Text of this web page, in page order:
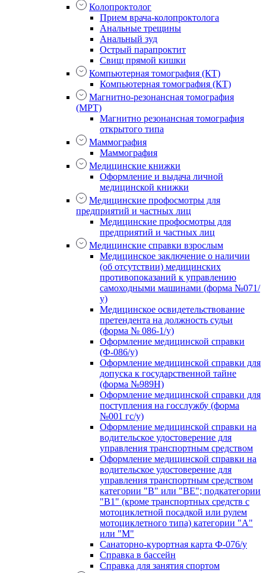
Колопроктолог
Прием врача-колопроктолога
Анальные трещины
Анальный зуд
Острый парапроктит
Свищ прямой кишки
Компьютерная томография (КТ)
Компьютерная томография (КТ)
Магнитно-резонансная томография
(МРТ)
Магнитно резонансная томография
открытого типа
Маммография
Маммография
Медицинские книжки
Оформление и выдача личной
медицинской книжки
Медицинские профосмотры для
предприятий и частных лиц
Медицинские профосмотры для
предприятий и частных лиц
Медицинские справки взрослым
Медицинское заключение о наличии
(об отсутствии) медицинских
противопоказаний к управлению
самоходными машинами (форма №071/
у)
Медицинское освидетельствование
претендента на должность судьи
(форма № 086-1/у)
Оформление медицинской справки
(Ф-086/у)
Оформление медицинской справки для
допуска к государственной тайне
(форма №989Н)
Оформление медицинской справки для
поступления на госслужбу (форма
№001 гс/у)
Оформление медицинской справки на
водительское удостоверение для
управления транспортным средством
Оформление медицинской справки на
водительское удостоверение для
управления транспортным средством
категории "В" или "BE"; подкатегории
"В1" (кроме транспортных средств с
мотоциклетной посадкой или рулем
мотоциклетного типа) категории "А"
или "М"
Санаторно-курортная карта Ф-076/у
Справка в бассейн
Справка для занятия спортом